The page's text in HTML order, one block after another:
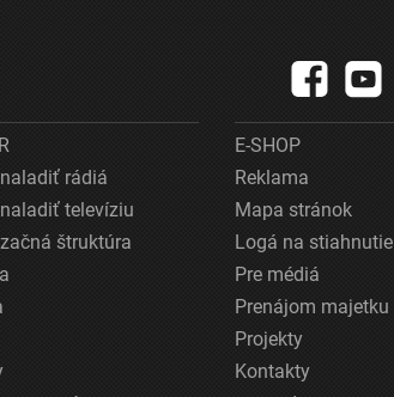
rádiá
televíziu
štruktúra
E-SHOP
Reklama
Mapa stránok
Logá na stiahnutie
Pre médiá
Prenájom majetku
Projekty
Kontakty